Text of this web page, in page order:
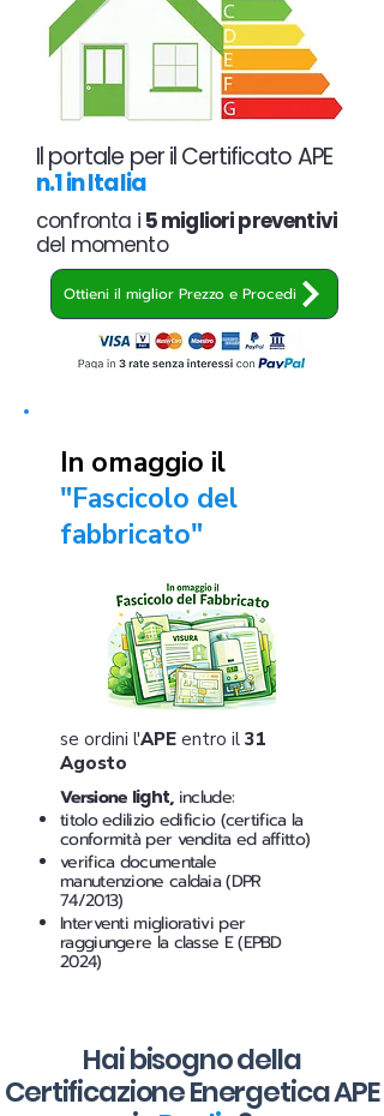
Il portale per il Certificato APE
n.1 in Italia
confronta i 5 migliori preventivi
del momento
Ottieni il miglior Prezzo e Procedi
In omaggio il
"Fascicolo del
fabbricato"
se ordini l'APE entro il 31
Agosto
Versione light,include:
titolo edilizio edificio (certifica la
conformità per vendita ed affitto)
verifica documentale
manutenzione caldaia (DPR
74/2013)
Interventi migliorativi per
raggiungere la classe E (EPBD
2024)
Hai bisogno della
Certificazione Energetica APE